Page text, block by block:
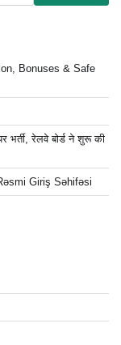
Bonuses & Safe
भर्ती, रेलवे बोर्ड ने शुरू की
Giriş Səhifəsi